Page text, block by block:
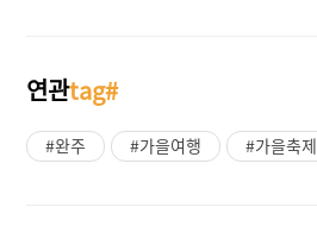
연관tag#
#완주 #가을여행 #가을축제